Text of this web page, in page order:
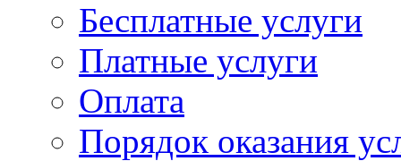
Бесплатные услуги
Платные услуги
Оплата
Порядок оказания